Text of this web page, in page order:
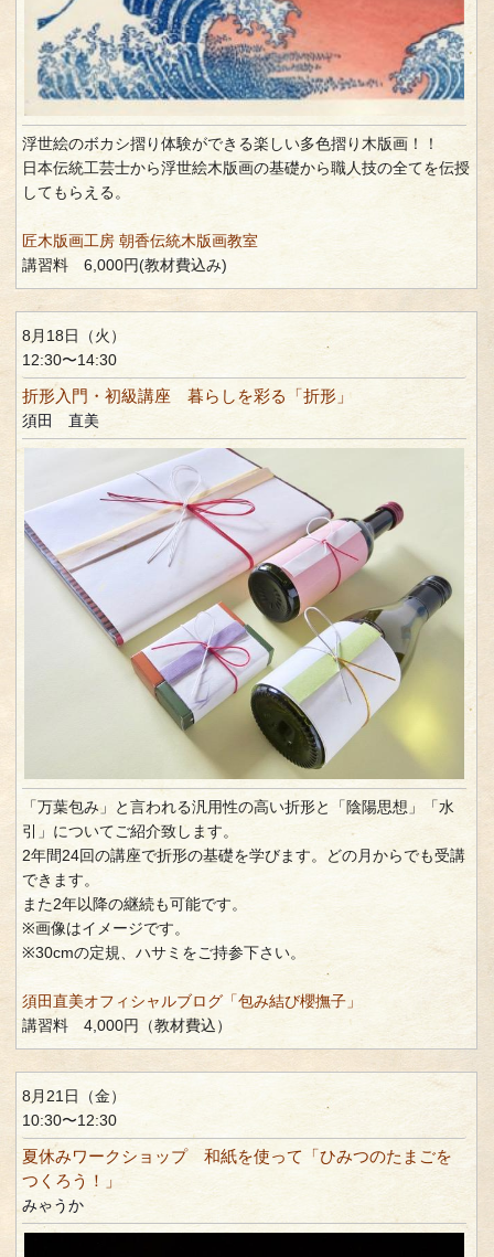
浮世絵のボカシ摺り体験ができる楽しい多色摺り木版画！！
日本伝統工芸士から浮世絵木版画の基礎から職人技の全てを伝授
してもらえる。
匠木版画工房 朝香伝統木版画教室
講習料 6,000円(教材費込み)
8月18日（火）
12:30〜14:30
折形入門・初級講座 暮らしを彩る「折形」
須田 直美
「万葉包み」と言われる汎用性の高い折形と「陰陽思想」「水
引」についてご紹介致します。
2年間24回の講座で折形の基礎を学びます。どの月からでも受講
できます。
また2年以降の継続も可能です。
※画像はイメージです。
※30cmの定規、ハサミをご持参下さい。
須田直美オフィシャルブログ「包み結び櫻撫子」
講習料 4,000円（教材費込）
8月21日（金）
10:30〜12:30
夏休みワークショップ 和紙を使って「ひみつのたまごを
つくろう！」
みゃうか